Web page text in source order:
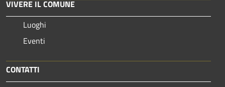
VIVERE IL COMUNE
Luoghi
Eventi
CONTATTI